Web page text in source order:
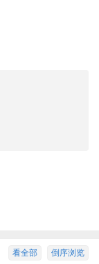
倒序浏览
看全部